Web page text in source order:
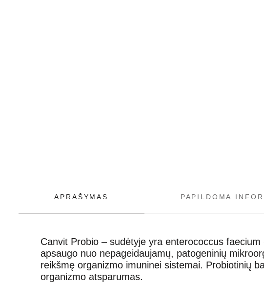
APRAŠYMAS PAPILDOMA
Canvit Probio – sudėtyje yra enterococcus
apsaugo nuo nepageidaujamų, patogeninių
reikšmę organizmo imuninei sistemai. Probiotinių
organizmo atsparumas.